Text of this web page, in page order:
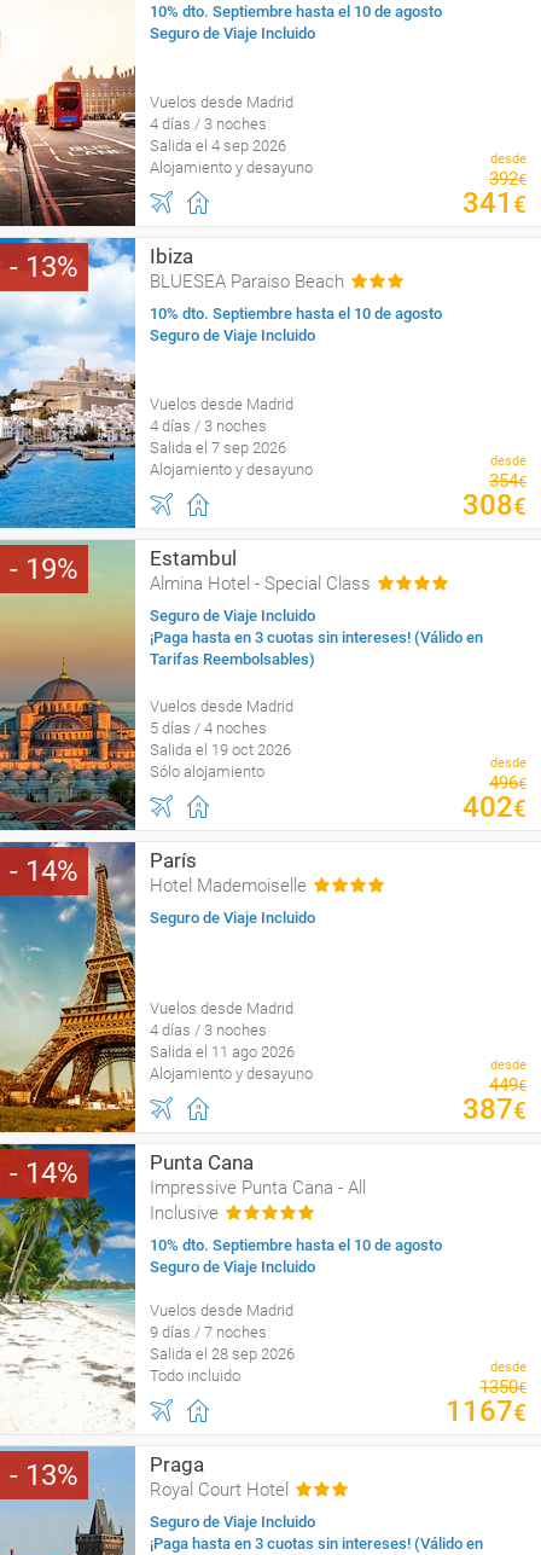
10% dto. Septiembre hasta el 10 de agosto
Seguro de Viaje Incluido
Vuelos desde Madrid
4 días / 3 noches
Salida el 4 sep 2026
Alojamiento y desayuno
desde
392€
341 €
13 Ibiza
BLUESEA Paraiso Beach
10% dto. Septiembre hasta el 10 de agosto
Seguro de Viaje Incluido
Vuelos desde Madrid
4 días / 3 noches
Salida el 7 sep 2026
Alojamiento y desayuno
desde
354€
308€
19 Estambul
Almina Hotel - Special Class
Seguro de Viaje Incluido
¡Paga hasta en 3 cuotas sin intereses! (Válido en
Tarifas Reembolsables)
Vuelos desde Madrid
5 días / 4 noches
Salida el 19 oct 2026
Sólo alojamiento
desde
496€
402€
14 París
Hotel Mademoiselle
Seguro de Viaje Incluido
Vuelos desde Madrid
4 días / 3 noches
Salida el 11 ago 2026
Alojamiento y desayuno
desde
449€
387€
14 Punta Cana
Impressive Punta Cana - All
Inclusive
10% dto. Septiembre hasta el 10 de agosto
Seguro de Viaje Incluido
Vuelos desde Madrid
9 días / 7 noches
Salida el 28 sep 2026
Todo incluido
desde
1350€
1167€
13 Praga
Royal Court Hotel
Seguro de Viaje Incluido
¡Paga hasta en 3 cuotas sin intereses! (Válido en